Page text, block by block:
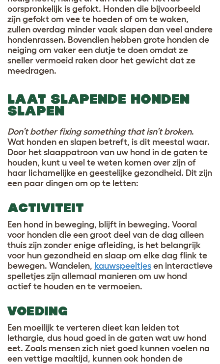
oorspronkelijk is gefokt. Honden die bijvoorbeeld
zijn gefokt om vee te hoeden of om te waken,
zullen overdag minder vaak slapen dan veel andere
hondenrassen. Bovendien hebben grote honden de
neiging om vaker een dutje te doen omdat ze
sneller vermoeid raken door het gewicht dat ze
meedragen.
LAAT SLAPENDE HONDEN
SLAPEN
Don’t bother fixing something that isn’t broken.
Wat honden en slapen betreft, is dit meestal waar.
Door het slaappatroon van uw hond in de gaten te
houden, kunt u veel te weten komen over zijn of
haar lichamelijke en geestelijke gezondheid. Dit zijn
een paar dingen om op te letten:
ACTIVITEIT
Een hond in beweging, blijft in beweging. Vooral
voor honden die een groot deel van de dag alleen
thuis zijn zonder enige afleiding, is het belangrijk
voor hun gezondheid en slaap om elke dag flink te
bewegen. Wandelen, kauwspeeltjes en interactieve
spelletjes zijn allemaal manieren om uw hond
actief te houden en te vermoeien.
VOEDING
Een moeilijk te verteren dieet kan leiden tot
lethargie, dus houd goed in de gaten wat uw hond
eet. Zoals mensen zich niet goed kunnen voelen na
een vettige maaltijd, kunnen ook honden de